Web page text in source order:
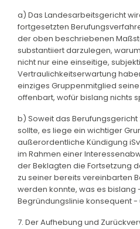
a) Das Landesarbeitsgericht
fortgesetzten
der oben beschriebenen
substantiiert darzulegen,
nicht nur eine einseitige,
Vertraulichkeitserwartung
einziges Gruppenmitglied
offenbart, wofür bislang nichts
b) Soweit das
sollte, es liege ein wichtiger
außerordentliche Kündigung iSv.
im Rahmen einer
der Beklagten die Fortsetzung
zu seiner bereits vereinbarten
werden konnte, was es bislang
Begründungslinie konsequent -
7. Der Aufhebung und